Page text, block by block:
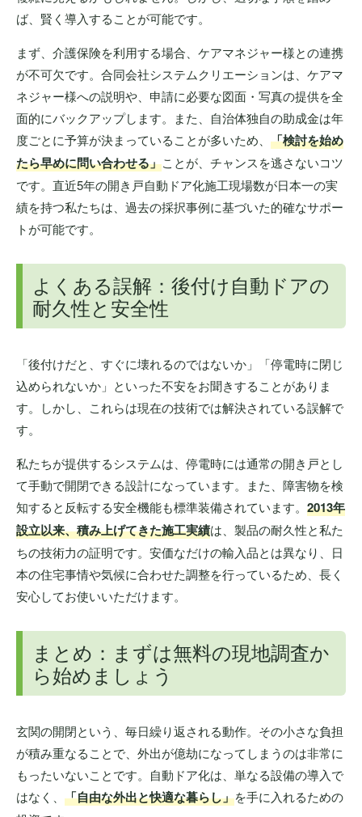
ば、賢く導入することが可能です。
まず、介護保険を利用する場合、ケアマネジャー様との連携
が不可欠です。合同会社システムクリエーションは、ケアマ
ネジャー様への説明や、申請に必要な図面・写真の提供を全
面的にバックアップします。また、自治体独自の助成金は年
度ごとに予算が決まっていることが多いため、 「検討を始め
たら早めに問い合わせる」ことが、チャンスを逃さないコツ
です。直近5年の開き戸自動ドア化施工現場数が日本一の実
績を持つ私たちは、過去の採択事例に基づいた的確なサポー
トが可能です。
よくある誤解：後付け自動ドアの
耐久性と安全性
「後付けだと、すぐに壊れるのではないか」「停電時に閉じ
込められないか」といった不安をお聞きすることがありま
す。しかし、これらは現在の技術では解決されている誤解で
す。
私たちが提供するシステムは、停電時には通常の開き戸とし
て手動で開閉できる設計になっています。また、障害物を検
知すると反転する安全機能も標準装備されています。 2013年
設立以来、積み上げてきた施工実績は、製品の耐久性と私た
ちの技術力の証明です。安価なだけの輸入品とは異なり、日
本の住宅事情や気候に合わせた調整を行っているため、長く
安心してお使いいただけます。
まとめ：まずは無料の現地調査か
ら始めましょう
玄関の開閉という、毎日繰り返される動作。その小さな負担
が積み重なることで、外出が億劫になってしまうのは非常に
もったいないことです。自動ドア化は、単なる設備の導入で
はなく、 「自由な外出と快適な暮らし」を手に入れるための